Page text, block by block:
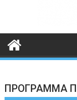
ΠΡΟΓΡΑΜΜΑ